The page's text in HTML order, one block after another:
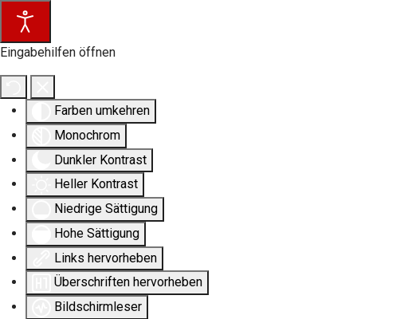
Eingabehilfen öffnen
Farben umkehren
Monochrom
Dunkler Kontrast
Heller Kontrast
Niedrige Sättigung
Hohe Sättigung
Links hervorheben
Überschriften hervorheben
Bildschirmleser